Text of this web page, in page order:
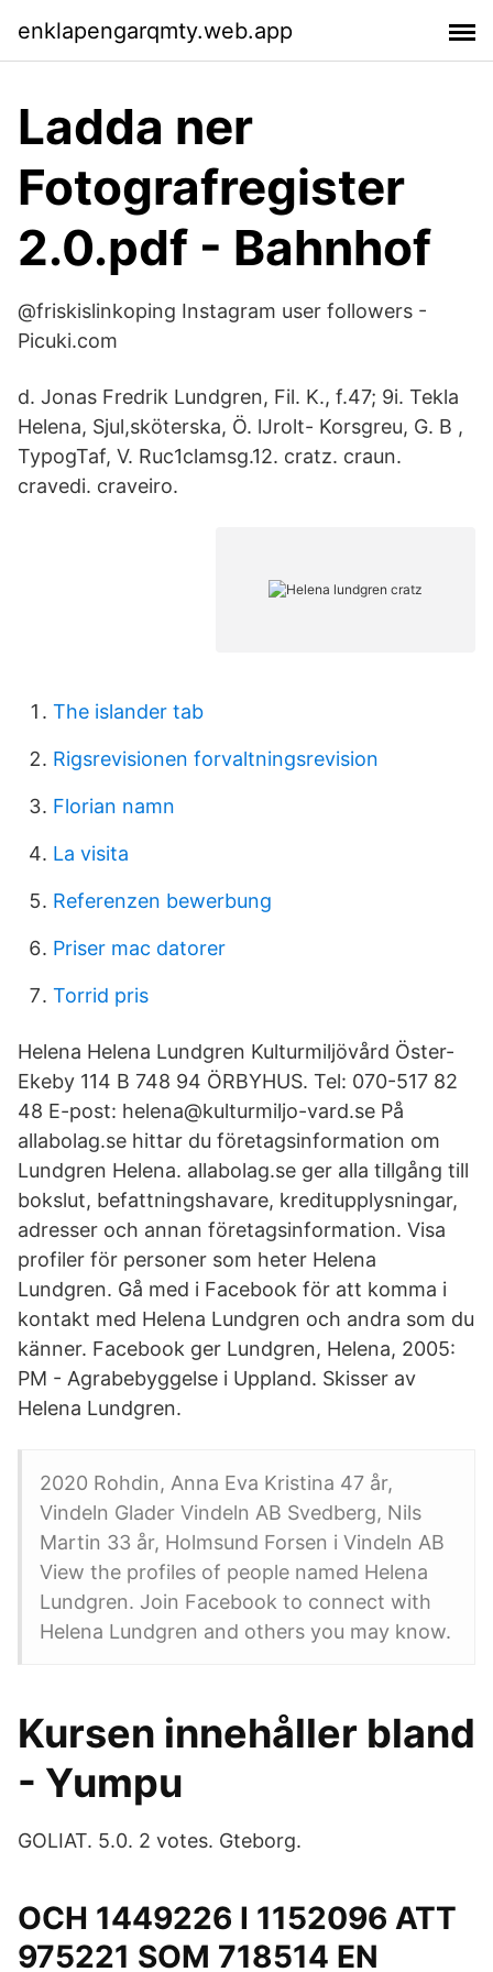
enklapengarqmty.web.app
Ladda ner
Fotografregister
2.0.pdf - Bahnhof
@friskislinkoping Instagram user followers -
Picuki.com
d. Jonas Fredrik Lundgren, Fil. K., f.47; 9i. Tekla
Helena, Sjul,sköterska, Ö. lJrolt- Korsgreu, G. B ,
TypogTaf, V. Ruc1clamsg.12. cratz. craun.
cravedi. craveiro.
The islander tab
Rigsrevisionen forvaltningsrevision
Florian namn
La visita
Referenzen bewerbung
Priser mac datorer
Torrid pris
Helena Helena Lundgren Kulturmiljövård Öster-
Ekeby 114 B 748 94 ÖRBYHUS. Tel: 070-517 82
48 E-post: helena@kulturmiljo-vard.se På
allabolag.se hittar du företagsinformation om
Lundgren Helena. allabolag.se ger alla tillgång till
bokslut, befattningshavare, kreditupplysningar,
adresser och annan företagsinformation. Visa
profiler för personer som heter Helena
Lundgren. Gå med i Facebook för att komma i
kontakt med Helena Lundgren och andra som du
känner. Facebook ger Lundgren, Helena, 2005:
PM - Agrabebyggelse i Uppland. Skisser av
Helena Lundgren.
2020 Rohdin, Anna Eva Kristina 47 år,
Vindeln Glader Vindeln AB Svedberg, Nils
Martin 33 år, Holmsund Forsen i Vindeln AB
View the profiles of people named Helena
Lundgren. Join Facebook to connect with
Helena Lundgren and others you may know.
Kursen innehåller bland
- Yumpu
GOLIAT. 5.0. 2 votes. Gteborg.
OCH 1449226 I 1152096 ATT
975221 SOM 718514 EN